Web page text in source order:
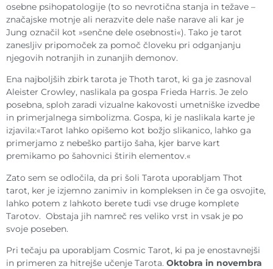
osebne psihopatologije (to so nevrotična stanja in težave –
značajske motnje ali nerazvite dele naše narave ali kar je
Jung označil kot »senčne dele osebnosti«). Tako je tarot
zanesljiv pripomoček za pomoč človeku pri odganjanju
njegovih notranjih in zunanjih demonov.
Ena najboljših zbirk tarota je Thoth tarot, ki ga je zasnoval
Aleister Crowley, naslikala pa gospa Frieda Harris. Je zelo
posebna, sploh zaradi vizualne kakovosti umetniške izvedbe
in primerjalnega simbolizma. Gospa, ki je naslikala karte je
izjavila:«Tarot lahko opišemo kot božjo slikanico, lahko ga
primerjamo z nebeško partijo šaha, kjer barve kart
premikamo po šahovnici štirih elementov.«
Zato sem se odločila, da pri šoli Tarota uporabljam Thot
tarot, ker je izjemno zanimiv in kompleksen in če ga osvojite,
lahko potem z lahkoto berete tudi vse druge komplete
Tarotov. Obstaja jih namreč res veliko vrst in vsak je po
svoje poseben.
Pri tečaju pa uporabljam Cosmic Tarot, ki pa je enostavnejši
in primeren za hitrejše učenje Tarota. Oktobra in novembra